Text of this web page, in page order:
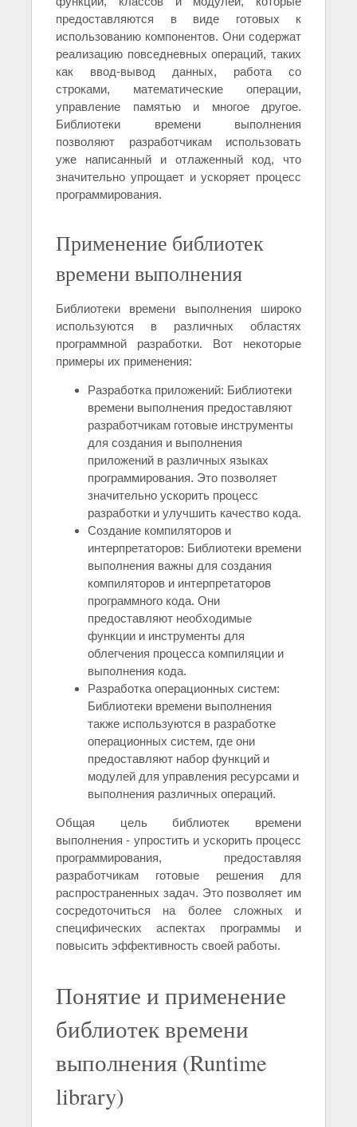
предоставляются в виде готовых к
использованию компонентов. Они содержат
реализацию повседневных операций, таких
как ввод-вывод данных, работа со
строками, математические операции,
управление памятью и многое другое.
Библиотеки времени выполнения
позволяют разработчикам использовать
уже написанный и отлаженный код, что
значительно упрощает и ускоряет процесс
программирования.
Применение библиотек
времени выполнения
Библиотеки времени выполнения широко
используются в различных областях
программной разработки. Вот некоторые
примеры их применения:
Разработка приложений: Библиотеки
времени выполнения предоставляют
разработчикам готовые инструменты
для создания и выполнения
приложений в различных языках
программирования. Это позволяет
значительно ускорить процесс
разработки и улучшить качество кода.
Создание компиляторов и
интерпретаторов: Библиотеки времени
выполнения важны для создания
компиляторов и интерпретаторов
программного кода. Они
предоставляют необходимые
функции и инструменты для
облегчения процесса компиляции и
выполнения кода.
Разработка операционных систем:
Библиотеки времени выполнения
также используются в разработке
операционных систем, где они
предоставляют набор функций и
модулей для управления ресурсами и
выполнения различных операций.
Общая цель библиотек времени
выполнения - упростить и ускорить процесс
программирования, предоставляя
разработчикам готовые решения для
распространенных задач. Это позволяет им
сосредоточиться на более сложных и
специфических аспектах программы и
повысить эффективность своей работы.
Понятие и применение
библиотек времени
выполнения (Runtime
library)